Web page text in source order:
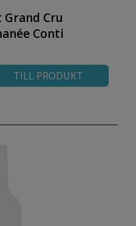
Grand Cru
Conti
TILL PRODUKT